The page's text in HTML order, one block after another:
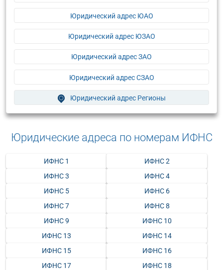
Юридический адрес ЮАО
Юридический адрес ЮЗАО
Юридический адрес ЗАО
Юридический адрес СЗАО
Юридический адрес Регионы
Юридические адреса по номерам ИФНС
ИФНС 1
ИФНС 2
ИФНС 3
ИФНС 4
ИФНС 5
ИФНС 6
ИФНС 7
ИФНС 8
ИФНС 9
ИФНС 10
ИФНС 13
ИФНС 14
ИФНС 15
ИФНС 16
ИФНС 17
ИФНС 18